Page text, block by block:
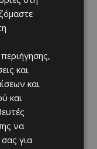
Viber
και
και
και
να
για